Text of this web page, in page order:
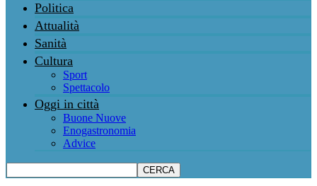
Politica
Attualità
Sanità
Cultura
Sport
Spettacolo
Oggi in città
Buone Nuove
Enogastronomia
Advice